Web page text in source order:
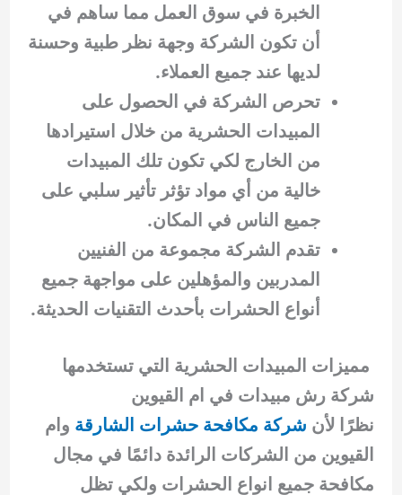
الخبرة في سوق العمل مما ساهم في
أن تكون الشركة وجهة نظر طبية وحسنة
لديها عند جميع العملاء.
تحرص الشركة في الحصول على
المبيدات الحشرية من خلال استيرادها
من الخارج لكي تكون تلك المبيدات
خالية من أي مواد تؤثر تأثير سلبي على
جميع الناس في المكان.
تقدم الشركة مجموعة من الفنيين
المدربين والمؤهلين على مواجهة جميع
أنواع الحشرات بأحدث التقنيات الحديثة.
مميزات المبيدات الحشرية التي تستخدمها
شركة رش مبيدات في ام القيوين
نظرًا لأن شركة مكافحة حشرات الشارقة وام
القيوين من الشركات الرائدة دائمًا في مجال
مكافحة جميع انواع الحشرات ولكي تظل